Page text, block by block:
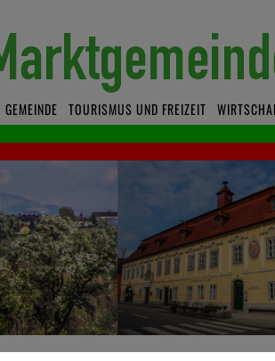
GEMEINDE TOURISMUS UND FREIZEIT